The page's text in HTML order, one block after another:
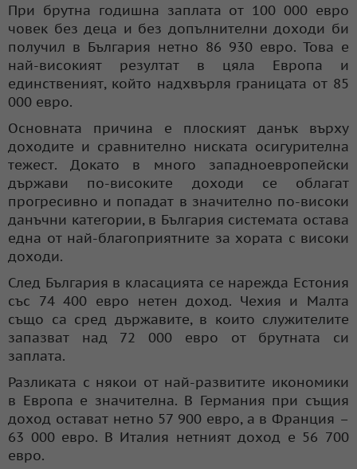
При брутна годишна заплата от 100 000 евро
човек без деца и без допълнителни доходи би
получил в България нетно 86 930 евро. Това е
най-високият резултат в цяла Европа и
единственият, който надхвърля границата от 85
000 евро.
Основната причина е плоският данък върху
доходите и сравнително ниската осигурителна
тежест. Докато в много западноевропейски
държави по-високите доходи се облагат
прогресивно и попадат в значително по-високи
данъчни категории, в България системата остава
една от най-благоприятните за хората с високи
доходи.
След България в класацията се нарежда Естония
със 74 400 евро нетен доход. Чехия и Малта
също са сред държавите, в които служителите
запазват над 72 000 евро от брутната си
заплата.
Разликата с някои от най-развитите икономики
в Европа е значителна. В Германия при същия
доход остават нетно 57 900 евро, а в Франция –
63 000 евро. В Италия нетният доход е 56 700
евро.